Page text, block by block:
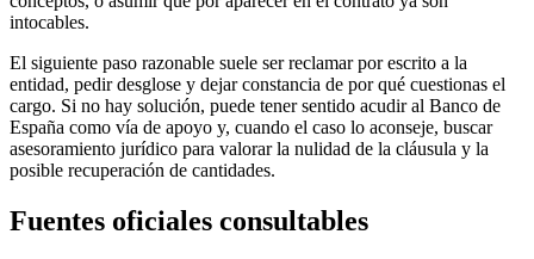
intocables.
El siguiente paso razonable suele ser reclamar por escrito a la
entidad, pedir desglose y dejar constancia de por qué cuestionas el
cargo. Si no hay solución, puede tener sentido acudir al Banco de
España como vía de apoyo y, cuando el caso lo aconseje, buscar
asesoramiento jurídico para valorar la nulidad de la cláusula y la
posible recuperación de cantidades.
Fuentes oficiales consultables